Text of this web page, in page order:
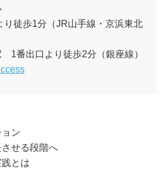
徒歩1分（JR山手線・京浜東北
1番出口より徒歩2分（銀座線）
ン
させる段階へ
践とは